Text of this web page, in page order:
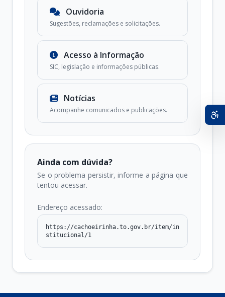
Ouvidoria
Sugestões, reclamações e solicitações.
Acesso à Informação
SIC, legislação e informações públicas.
Notícias
Acompanhe comunicados e publicações.
Ainda com dúvida?
Se o problema persistir, informe a página que
tentou acessar.
Endereço acessado:
https://cachoeirinha.to.gov.br/item/in
stitucional/1